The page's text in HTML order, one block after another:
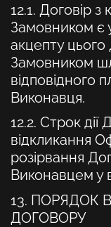
12.1. Договір
Замовником є
акцепту цього
Замовником
відповідного
Виконавця.
12.2. Строк
відкликання
розірвання
Виконавцем у
13. ПОРЯДОК
ДОГОВОРУ